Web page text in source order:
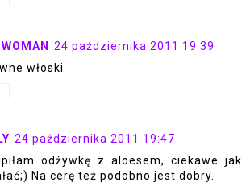
24 października 2011 19:39
włoski
24 października 2011 19:47
odżywkę z aloesem, ciekawe jak
Na cerę też podobno jest dobry.